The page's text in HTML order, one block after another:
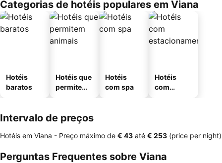
Categorias de hotéis populares em Viana
Hotéis
baratos
Hotéis que
permitem
Hotéis
com spa
Hotéis
com
Intervalo de preços
Hotéis em Viana - Preço máximo de ‎€ 43 até ‎€ 253 (price per night)
Perguntas Frequentes sobre Viana